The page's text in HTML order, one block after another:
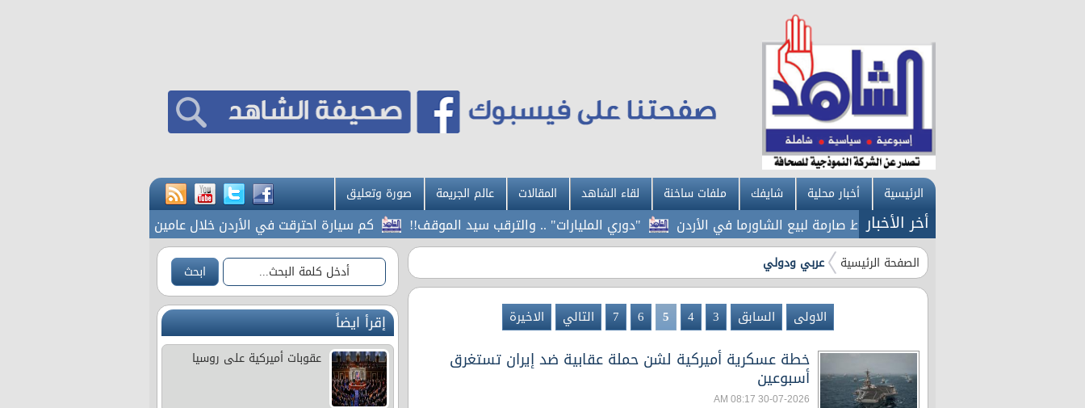
الرئيسية أخبار محلية شايفك ملفات ساخنة لقاء الشاهد المقالات عالم الجريمة صورة وتعليق
أخر الأخبار
عاجل: شروط صارمة لبيع الشاورما في الأردن "دوري المليارات" .. والترقب سيد الموقف!! كم سيارة احترقت في الأردن خلال عامين 70 ألفا يؤدون صلاة الجمعة في المسجد الأقصى
الصفحة الرئيسية عربي ودولي
الاولى السابق 3
4
5
6
7 التالي الاخيرة
خطة عسكرية أميركية لشن حملة عقابية ضد إيران تستغرق
أسبوعين
30-07-2026 08:17 AM
إقرأ ايضاً
عقوبات أميركية على روسيا